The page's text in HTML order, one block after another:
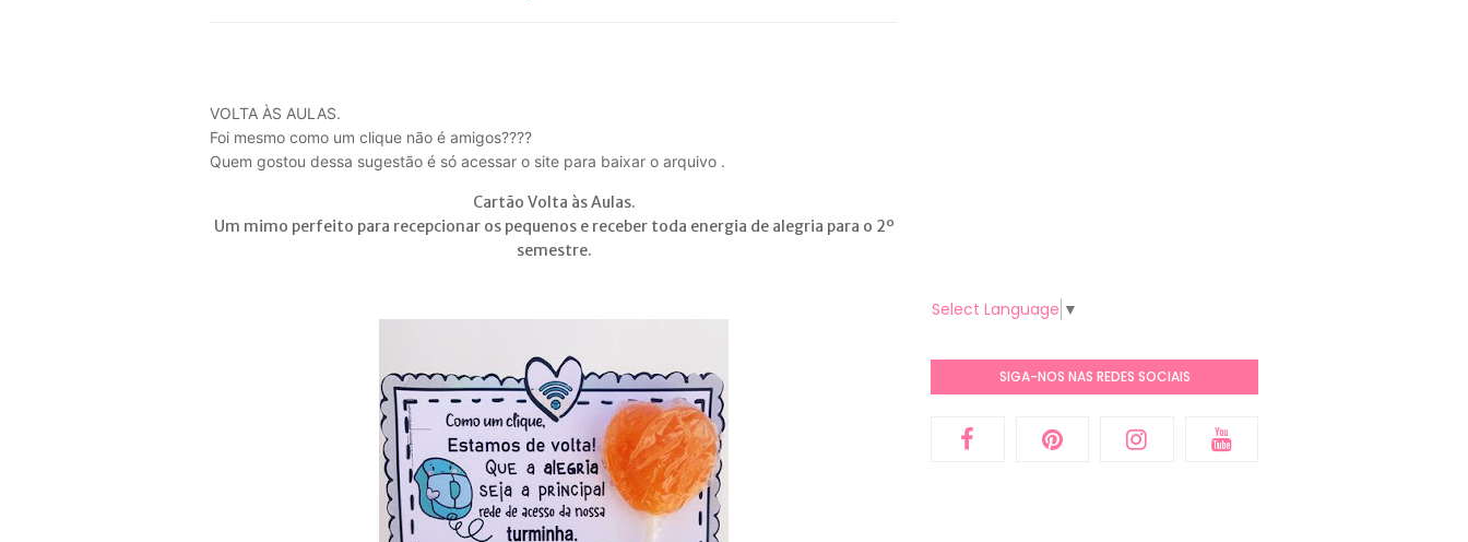
VOLTA ÀS AULAS.
Foi mesmo como um clique não é amigos????
Quem gostou dessa sugestão é só acessar o site para baixar o arquivo .
Cartão Volta às Aulas.
Um mimo perfeito para recepcionar os pequenos e receber toda energia de alegria para o 2º
semestre.
Select Language ▼
SIGA-NOS NAS REDES SOCIAIS